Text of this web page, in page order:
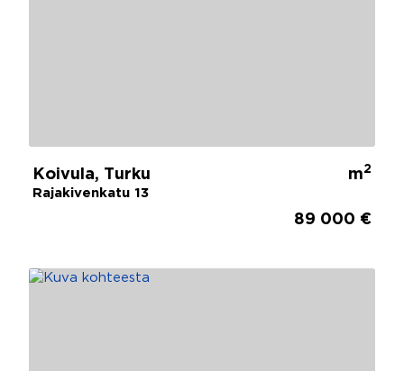
Koivula, Turku
Rajakivenkatu 13
m2
89 000 €